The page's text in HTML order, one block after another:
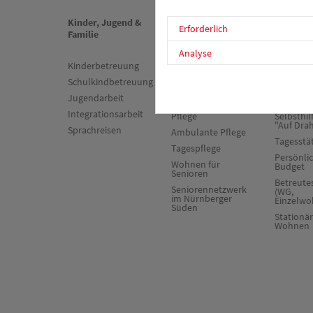
Kinder, Jugend &
Familie
Kinderbetreuung
Schulkindbetreuung
Jugendarbeit
Integrationsarbeit
Sprachreisen
Senioren &
Pflege
Stationäre Pflege
Pflege
Ambulante Pflege
Tagespflege
Wohnen für
Senioren
Seniorennetzwerk
im Nürnberger
Süden
"Auf
Budget
(WG,
Wohnen
Erforderlich
Analyse